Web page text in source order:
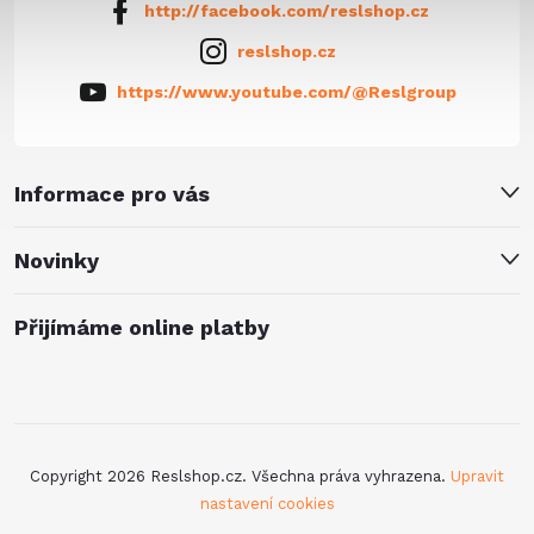
Informace pro vás
Novinky
http://facebook.com/reslshop.cz
reslshop.cz
https://www.youtube.com/@Reslgroup
Přijímáme online platby
Copyright 2026 Reslshop.cz. Všechna práva vyhrazena. Upravit
nastavení cookies